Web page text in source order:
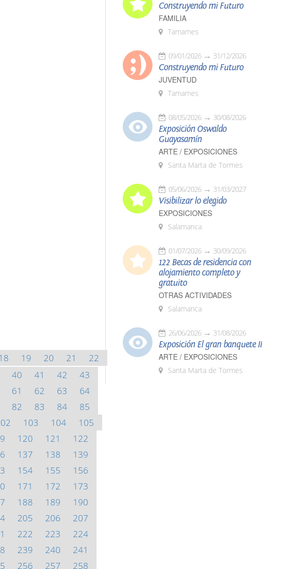
18 19 20 21
22
40 41 42
43
61 62 63
64
82 83 84
85
103 104
105
120 121
122
137 138
139
154 155
156
171 172
173
188 189
190
205 206
207
222 223
224
239 240
241
256 257 258
Construyendo mi Futuro
FAMILIA
Tamames
09/01/2026 31/12/2026
Construyendo mi Futuro
JUVENTUD
Tamames
08/05/2026 30/08/2026
Exposición Oswaldo
Guayasamín
ARTE / EXPOSICIONES
Santa Marta de Tormes
05/06/2026 31/03/2027
Visibilizar lo elegido
EXPOSICIONES
Salamanca
01/07/2026 30/09/2026
122 Becas de residencia con
alojamiento completo y
gratuito
OTRAS ACTIVIDADES
Salamanca
26/06/2026 31/08/2026
Exposición El gran banquete II
ARTE / EXPOSICIONES
Santa Marta de Tormes